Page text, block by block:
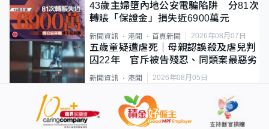
43歲主婦墮內地公安電騙陷阱 分81次
轉賬「保證金」損失近6900萬元
新聞資訊 港聞 首頁新聞 2026年08月07日
五歲童疑遭虐死｜母親認誤殺及虐兒判
囚22年 官斥被告殘忍、同類案最惡劣
新聞資訊 港聞 2026年08月05日